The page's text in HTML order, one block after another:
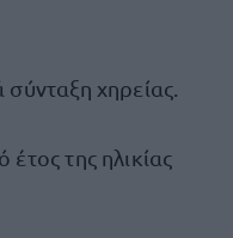
χηρείας.
της ηλικίας